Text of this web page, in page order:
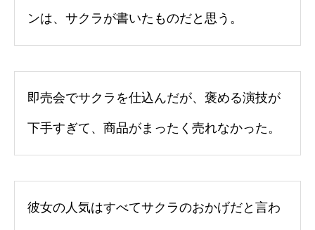
ンは、サクラが書いたものだと思う。
即売会でサクラを仕込んだが、褒める演技が
下手すぎて、商品がまったく売れなかった。
彼女の人気はすべてサクラのおかげだと言わ